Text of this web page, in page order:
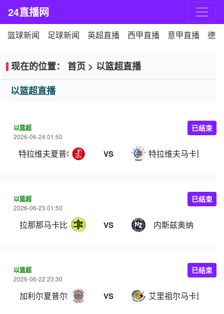
24直播网
篮球新闻 足球新闻 英超直播 西甲直播 意甲直播 德
现在的位置： 首页 > 以篮超直播
以篮超直播
以篮超
2026-06-24 01:50
特拉维夫夏普尔 VS 特拉维夫马卡比
已结束
以篮超
2026-06-23 01:50
拉那那马卡比 VS 内斯兹奥纳
已结束
以篮超
2026-06-22 23:30
加利尔夏普尔 VS 艾里祖尔马卡比
已结束